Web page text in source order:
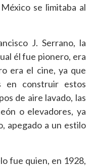
se limitaba al
J. Serrano, la
él fue pionero, era
era el cine, ya que
en construir estos
de aire lavado, las
o elevadores, ya
apegado a un estilo
fue quien, en 1928,